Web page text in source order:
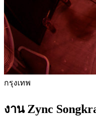
กรุงเทพ
งาน Zync